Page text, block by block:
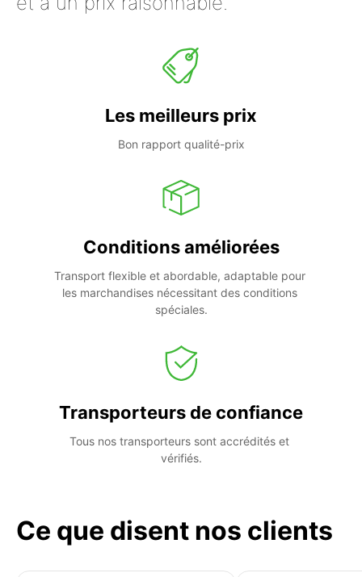
Les meilleurs prix
Bon rapport qualité-prix
Conditions améliorées
Transport flexible et abordable, adaptable pour
les marchandises nécessitant des conditions
spéciales.
Transporteurs de confiance
Tous nos transporteurs sont accrédités et
vérifiés.
Ce que disent nos clients